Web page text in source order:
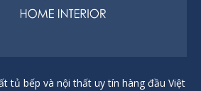
tủ bếp và nội thất uy tín hàng đầu Việt